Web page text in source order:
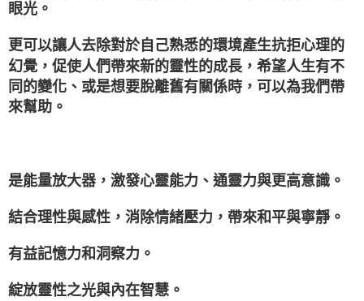
眼光。
更可以讓人去除對於自己熟悉的環境產生抗拒心理的
幻覺，促使人們帶來新的靈性的成長，希望人生有不
同的變化、或是想要脫離舊有關係時，可以為我們帶
來幫助。
是能量放大器，激發心靈能力、通靈力與更高意識。
結合理性與感性，消除情緒壓力，帶來和平與寧靜。
有益記憶力和洞察力。
綻放靈性之光與內在智慧。